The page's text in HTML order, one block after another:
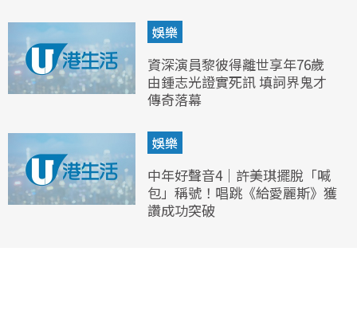
娛樂
資深演員黎彼得離世享年76歲
由鍾志光證實死訊 填詞界鬼才
傳奇落幕
娛樂
中年好聲音4｜許美琪擺脫「喊
包」稱號！唱跳《給愛麗斯》獲
讚成功突破